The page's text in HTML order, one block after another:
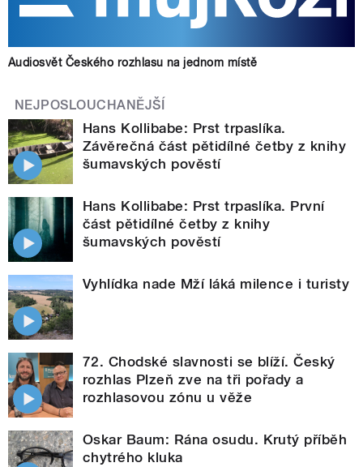
Audiosvět Českého rozhlasu na jednom místě
NEJPOSLOUCHANĚJŠÍ
Hans Kollibabe: Prst trpaslíka.
Závěrečná část pětidílné četby z knihy
šumavských pověstí
Hans Kollibabe: Prst trpaslíka. První
část pětidílné četby z knihy
šumavských pověstí
Vyhlídka nade Mží láká milence i turisty
72. Chodské slavnosti se blíží. Český
rozhlas Plzeň zve na tři pořady a
rozhlasovou zónu u věže
Oskar Baum: Rána osudu. Krutý příběh
chytrého kluka